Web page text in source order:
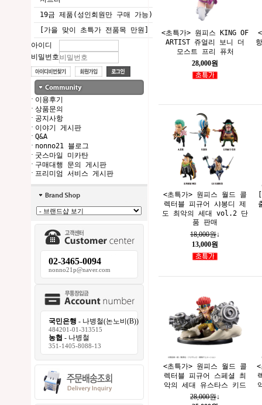
19금 제품(성인회원만 구매 가능)
[가을 맞이 초특가 전품목 만원]
아이디
비밀번호
· 이용후기
· 상품문의
· 공지사항
· 이야기 게시판
· Q&A
· nonno21 블로그
· 굿스마일 미카탄
· 구매대행 문의 게시판
· 프리미엄 서비스 게시판
02-3465-0094
nonno21p@naver.com
국민은행 - 나병철(논노비(B))
484201-01-313515
농협 - 나병철
351-1405-8088-13
<초특가> 원피스 KING OF
ARTIST 쥬얼리 보니 더
모스트 프리 퓨처
28,000원
<초특가> 원피스 월드 콜
렉터블 피규어 샤봉디 제
도 최악의 세대 vol.2 단
품 판매
18,000원↓
13,000원
<초특가> 원피스 월드 콜
렉터블 피규어 스페셜 최
악의 세대 유스타스 키드
28,000원↓